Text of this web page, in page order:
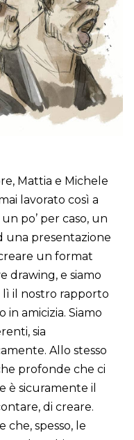
Mattia e Michele
lavorato così a
po’ per caso, un
una presentazione
un format
drawing, e siamo
lì il nostro rapporto
in amicizia. Siamo
sia
Allo stesso
profonde che ci
è sicuramente il
di creare.
che, spesso, le